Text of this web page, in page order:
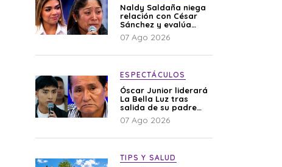
Naldy Saldaña niega
relación con César
Sánchez y evalúa
denunciar a su
esposa: “Es una
07 Ago 2026
ESPECTÁCULOS
Óscar Junior liderará
La Bella Luz tras
salida de su padre
por polémica con
Naldy Saldaña
07 Ago 2026
TIPS Y SALUD